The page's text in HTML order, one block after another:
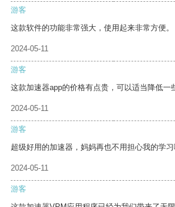
游客
这款软件的功能非常强大，使用起来非常方便。
2024-05-11
游客
这款加速器app的价格有点贵，可以适当降低一
2024-05-11
游客
超级好用的加速器，妈妈再也不用担心我的学习
2024-05-11
游客